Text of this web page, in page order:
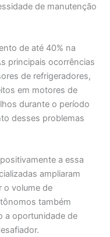
de manutenção
de até 40% na
principais ocorrências
de refrigeradores,
em motores de
durante o período
desses problemas
a essa
ampliaram
o volume de
também
a oportunidade de